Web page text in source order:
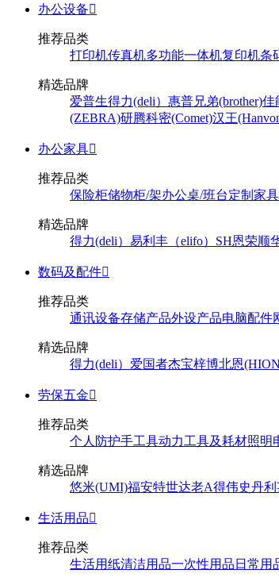
办公设备
推荐品类
打印机传真机多功能一体机复印机条
精选品牌
爱普生得力(deli） 惠普兄弟(brother)佳
(ZEBRA)研腾科密(Comet)汉王
办公家具
推荐品类
保险柜储物柜/架办公桌/班台定制家具
精选品牌
得力(deli） 易利丰（elifo） SH恩荣顺
数码及配件
推荐品类
通讯设备存储产品外设产品电脑配件
精选品牌
得力(deli） 爱国者杰宝梓博北恩
劳保五金
推荐品类
个人防护手工具动力工具及耗材照明
精选品牌
悠米(UMI)福安特世达老A得伟史丹利
生活用品
推荐品类
生活用纸清洁用品一次性用品 日常用